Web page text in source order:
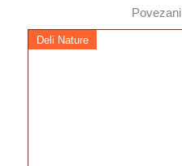
Deli Nature